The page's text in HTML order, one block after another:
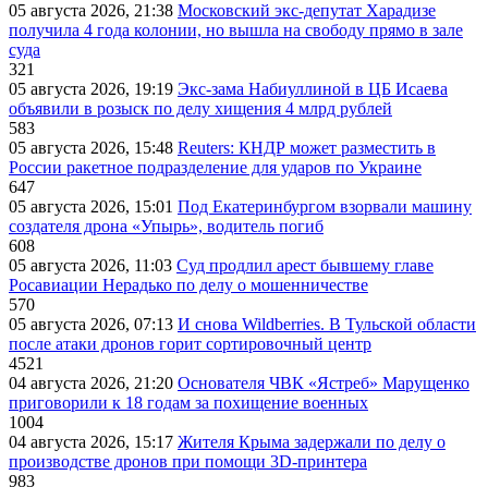
05 августа 2026, 21:38 Московский экс-депутат Харадизе
получила 4 года колонии, но вышла на свободу прямо в зале
суда
321
05 августа 2026, 19:19 Экс-зама Набиуллиной в ЦБ Исаева
объявили в розыск по делу хищения 4 млрд рублей
583
05 августа 2026, 15:48 Reuters: КНДР может разместить в
России ракетное подразделение для ударов по Украине
647
05 августа 2026, 15:01 Под Екатеринбургом взорвали машину
создателя дрона «Упырь», водитель погиб
608
05 августа 2026, 11:03 Суд продлил арест бывшему главе
Росавиации Нерадько по делу о мошенничестве
570
05 августа 2026, 07:13 И снова Wildberries. В Тульской области
после атаки дронов горит сортировочный центр
4521
04 августа 2026, 21:20 Основателя ЧВК «Ястреб» Марущенко
приговорили к 18 годам за похищение военных
1004
04 августа 2026, 15:17 Жителя Крыма задержали по делу о
производстве дронов при помощи 3D‑принтера
983